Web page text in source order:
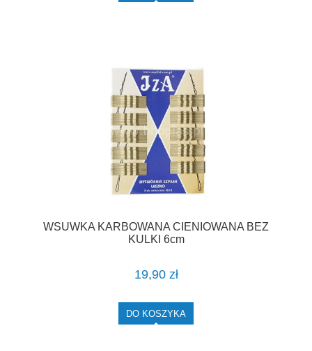
WSUWKA KARBOWANA CIENIOWANA BEZ
KULKI 6cm
19,90 zł
DO KOSZYKA